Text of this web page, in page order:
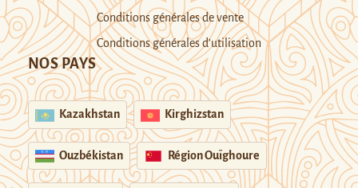
Conditions générales de vente
Conditions générales d’utilisation
NOS PAYS
Kazakhstan Kirghizstan
Ouzbékistan Région Ouïghoure